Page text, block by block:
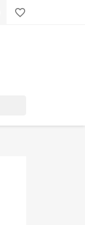
favorite_border
